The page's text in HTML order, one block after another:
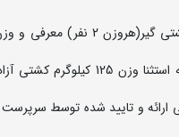
3- هرتیم میتواند در مسابقات لیگ(غیرمتمرکز)13 کشتی گیر(3 وزن ذخیره)ولیگ های
و تایید شده توسط سرپرست